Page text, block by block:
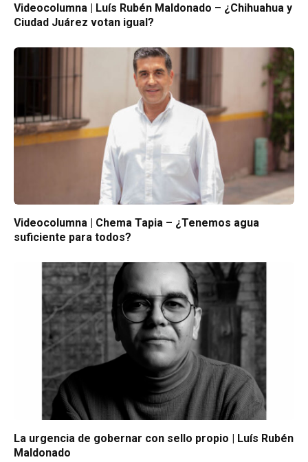
Videocolumna | Luís Rubén Maldonado – ¿Chihuahua y
Ciudad Juárez votan igual?
Videocolumna | Chema Tapia – ¿Tenemos agua
suficiente para todos?
La urgencia de gobernar con sello propio | Luís Rubén
Maldonado